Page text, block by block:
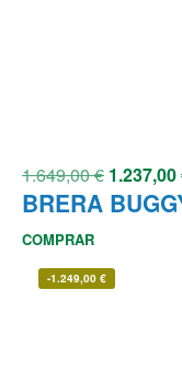
1.649,00€ 1.237,00
BRERA
COMPRAR
-1.249,00 €